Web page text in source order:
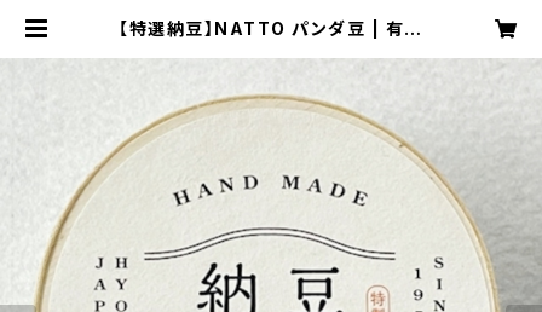
【特選納豆】NATTO パンダ豆 | 有限